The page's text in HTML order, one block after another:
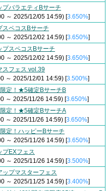
プバラエティBサーチ
～ 2025/12/05 14:59) [3.650%]
スペコスBサーチ
～ 2025/12/02 14:59) [3.650%]
プスペコスBサーチ
～ 2025/12/02 14:59) [3.650%]
スフェス vol.39
～ 2025/12/01 14:59) [3.500%]
定！★5確定BサーチB
～ 2025/11/26 14:59) [3.650%]
定！★5確定BサーチA
～ 2025/11/26 14:59) [3.650%]
定！ハッピーBサーチ
～ 2025/11/26 14:59) [3.650%]
プEXフェス
～ 2025/11/26 14:59) [3.500%]
ップマスターフェス
～ 2025/11/25 14:59) [3.400%]